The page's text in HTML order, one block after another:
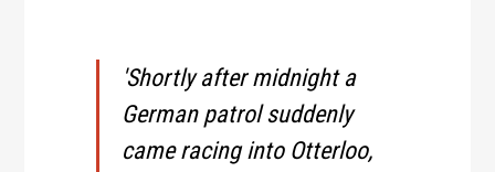
'Shortly after midnight a
German patrol suddenly
came racing into Otterloo,